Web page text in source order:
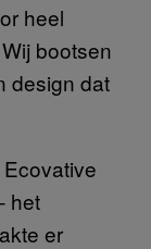
heel
bootsen
design dat
het
er